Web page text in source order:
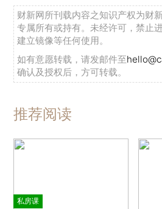
财新网所刊载内容之知识产权为财
专属所有或持有。未经许可，禁止
建立镜像等任何使用。
如有意愿转载，请发邮件至
确认及授权后，方可转载。
推荐阅读
私房课